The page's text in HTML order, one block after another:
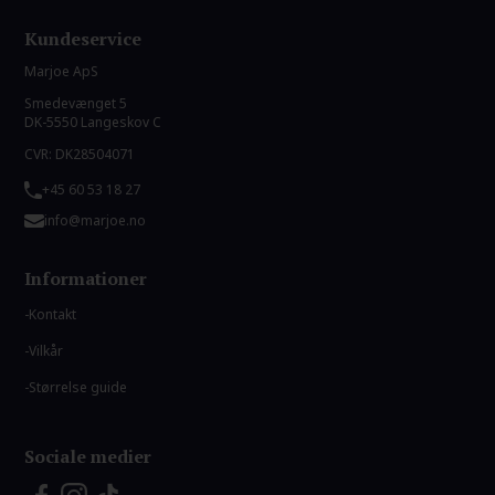
Kundeservice
Marjoe ApS
Smedevænget 5
DK-5550 Langeskov C
CVR: DK28504071
+45 60 53 18 27
info@marjoe.no
Informationer
Kontakt
Vilkår
Størrelse guide
Sociale medier